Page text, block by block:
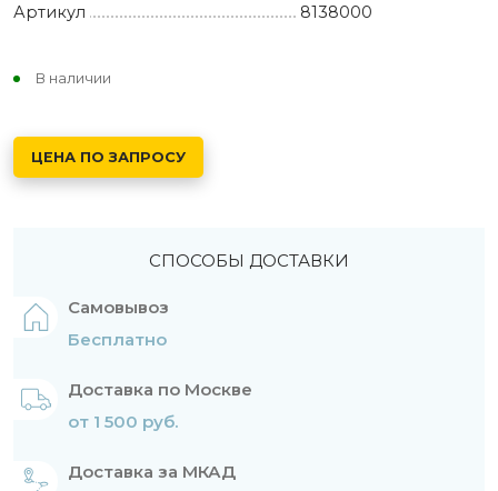
Артикул
8138000
В наличии
ЦЕНА ПО ЗАПРОСУ
СПОСОБЫ ДОСТАВКИ
Самовывоз
Бесплатно
Доставка по Москве
от 1 500 руб.
Доставка за МКАД